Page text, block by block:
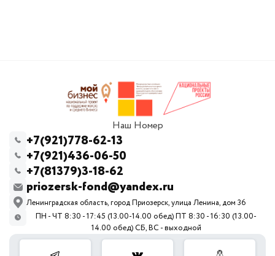
Наш Номер
+7(921)778-62-13
+7(921)436-06-50
+7(81379)3-18-62
priozersk-fond@yandex.ru
Ленинградская область, город Приозерск, улица Ленина, дом 36
ПН - ЧТ 8:30 - 17:45 (13.00-14.00 обед) ПТ 8:30 - 16:30 (13.00-
14.00 обед) СБ, ВС - выходной